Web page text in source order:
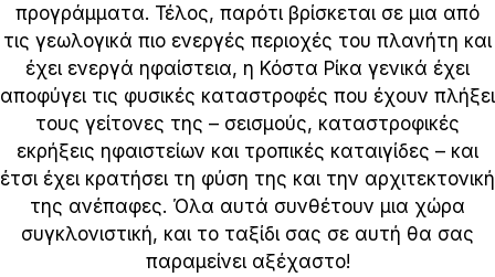
προγράμματα. Τέλος, παρότι βρίσκεται σε μια από
τις γεωλογικά πιο ενεργές περιοχές του πλανήτη και
έχει ενεργά ηφαίστεια, η Κόστα Ρίκα γενικά έχει
αποφύγει τις φυσικές καταστροφές που έχουν πλήξει
τους γείτονες της – σεισμούς, καταστροφικές
εκρήξεις ηφαιστείων και τροπικές καταιγίδες – και
έτσι έχει κρατήσει τη φύση της και την αρχιτεκτονική
της ανέπαφες. Όλα αυτά συνθέτουν μια χώρα
συγκλονιστική, και το ταξίδι σας σε αυτή θα σας
παραμείνει αξέχαστο!